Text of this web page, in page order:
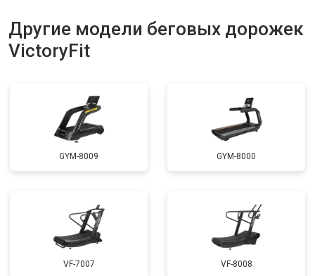
Другие модели беговых дорожек
VictoryFit
GYM-8009 GYM-8000
VF-7007 VF-8008